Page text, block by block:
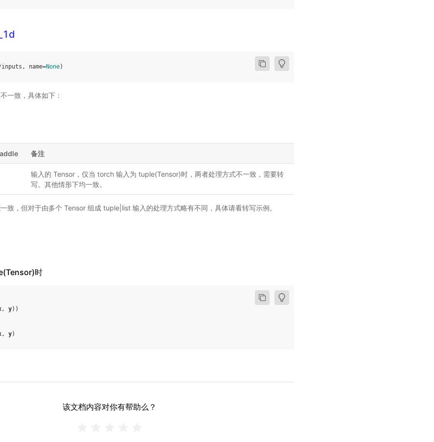
inputs , name=None)
一致，具体如下：
备注
输入的 Tensor，仅当 torch 输入为 tuple(Tensor)时，两者处理方式不一致，需要转
写。其他情形下均一致。
致，但对于由多个 Tensor 组成 tuple|list 输入的处理方式略有不同，具体请看转写示例。
时
, y))
, y)
该文档内容对你有帮助么？